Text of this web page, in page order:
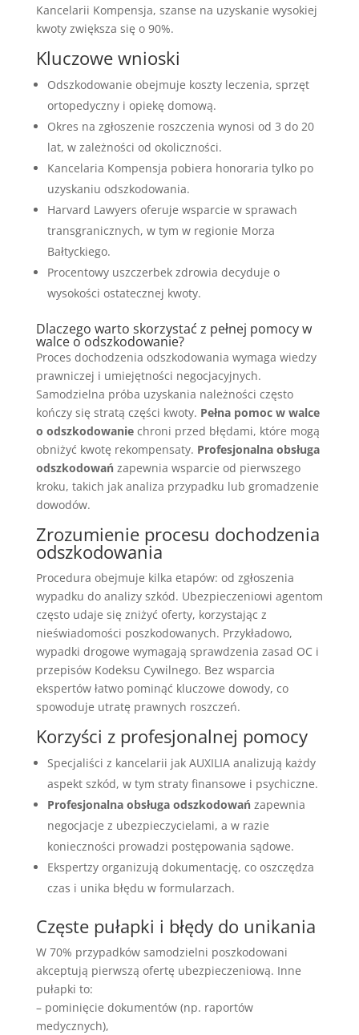
Kancelarii Kompensja, szanse na uzyskanie wysokiej
kwoty zwiększa się o 90%.
Kluczowe wnioski
Odszkodowanie obejmuje koszty leczenia, sprzęt
ortopedyczny i opiekę domową.
Okres na zgłoszenie roszczenia wynosi od 3 do 20
lat, w zależności od okoliczności.
Kancelaria Kompensja pobiera honoraria tylko po
uzyskaniu odszkodowania.
Harvard Lawyers oferuje wsparcie w sprawach
transgranicznych, w tym w regionie Morza
Bałtyckiego.
Procentowy uszczerbek zdrowia decyduje o
wysokości ostatecznej kwoty.
Dlaczego warto skorzystać z pełnej pomocy w
walce o odszkodowanie?
Proces dochodzenia odszkodowania wymaga wiedzy
prawniczej i umiejętności negocjacyjnych.
Samodzielna próba uzyskania należności często
kończy się stratą części kwoty. Pełna pomoc w walce
o odszkodowaniechroni przed błędami, które mogą
obniżyć kwotę rekompensaty. Profesjonalna obsługa
odszkodowańzapewnia wsparcie od pierwszego
kroku, takich jak analiza przypadku lub gromadzenie
dowodów.
Zrozumienie procesu dochodzenia
odszkodowania
Procedura obejmuje kilka etapów: od zgłoszenia
wypadku do analizy szkód. Ubezpieczeniowi agentom
często udaje się zniżyć oferty, korzystając z
nieświadomości poszkodowanych. Przykładowo,
wypadki drogowe wymagają sprawdzenia zasad OC i
przepisów Kodeksu Cywilnego. Bez wsparcia
ekspertów łatwo pominąć kluczowe dowody, co
spowoduje utratę prawnych roszczeń.
Korzyści z profesjonalnej pomocy
Specjaliści z kancelarii jak AUXILIA analizują każdy
aspekt szkód, w tym straty finansowe i psychiczne.
Profesjonalna obsługa odszkodowańzapewnia
negocjacje z ubezpieczycielami, a w razie
konieczności prowadzi postępowania sądowe.
Ekspertzy organizują dokumentację, co oszczędza
czas i unika błędu w formularzach.
Częste pułapki i błędy do unikania
W 70% przypadków samodzielni poszkodowani
akceptują pierwszą ofertę ubezpieczeniową. Inne
pułapki to:
– pominięcie dokumentów (np. raportów
medycznych),